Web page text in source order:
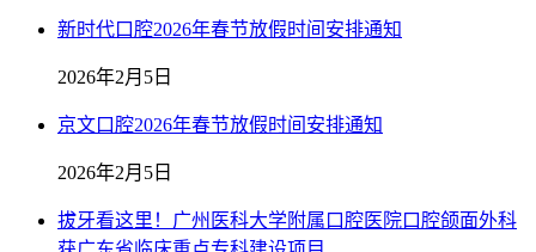
新时代口腔2026年春节放假时间安排通知
2026年2月5日
京文口腔2026年春节放假时间安排通知
2026年2月5日
拔牙看这里！广州医科大学附属口腔医院口腔颌面外科